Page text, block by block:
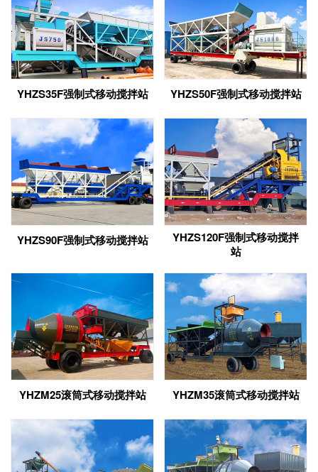
YHZS35F强制式移动搅拌站 YHZS50F强制式移动搅拌站
YHZS90F强制式移动搅拌站
YHZS120F强制式移动搅拌
站
YHZM25滚筒式移动搅拌站 YHZM35滚筒式移动搅拌站